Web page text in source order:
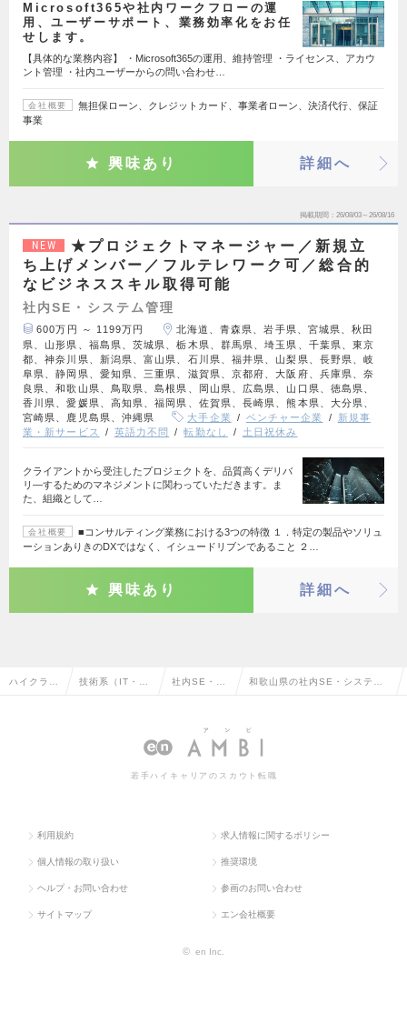
Microsoft365や社内ワークフローの運
用、ユーザーサポート、業務効率化をお任
せします。
【具体的な業務内容】 ・Microsoft365の運用、維持管理 ・ライセンス、アカウ
ント管理 ・社内ユーザーからの問い合わせ…
会社概要
無担保ローン、クレジットカード、事業者ローン、決済代行、保証
事業
興味あり 詳細へ
掲載期間 26/08/03～26/08/16
NEW
★プロジェクトマネージャー／新規立
ち上げメンバー／フルテレワーク可／総合的
なビジネススキル取得可能
社内SE・システム管理
600万円 ～ 1199万円
北海道、青森県、岩手県、宮城県、秋田
県、山形県、福島県、茨城県、栃木県、群馬県、埼玉県、千葉県、東京
都、神奈川県、新潟県、富山県、石川県、福井県、山梨県、長野県、岐
阜県、静岡県、愛知県、三重県、滋賀県、京都府、大阪府、兵庫県、奈
良県、和歌山県、鳥取県、島根県、岡山県、広島県、山口県、徳島県、
香川県、愛媛県、高知県、福岡県、佐賀県、長崎県、熊本県、大分県、
宮崎県、鹿児島県、沖縄県
大手企業 ベンチャー企業
新規事
業・新サービス
英語力不問 転勤なし 土日祝休み
クライアントから受注したプロジェクトを、品質高くデリバ
リ―するためのマネジメントに関わっていただきます。ま
た、組織として…
会社概要
■コンサルティング業務における3つの特徴 １．特定の製品やソリュ
ーションありきのDXではなく、イシュードリブンであること ２…
興味あり 詳細へ
ハイクラス 技術系（IT・W 社内SE・シ 和歌山県の社内SE・システム
若手ハイキャリアのスカウト転職
利用規約 求人情報に関するポリシー
個人情報の取り扱い 推奨環境
ヘルプ・お問い合わせ 参画のお問い合わせ
サイトマップ エン会社概要
© en Inc.